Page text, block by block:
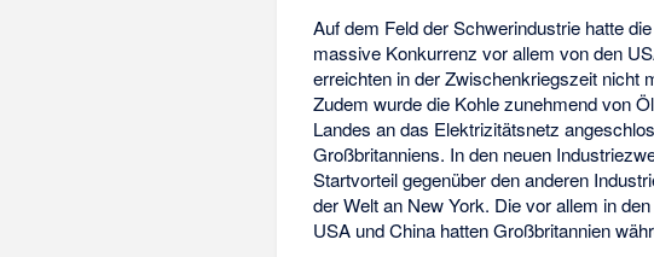
Auf dem Feld der Schwerindustrie hatte
massive Konkurrenz vor allem von den
erreichten in der Zwischenkriegszeit nicht
Zudem wurde die Kohle zunehmend von
Landes an das Elektrizitätsnetz
Großbritanniens. In den neuen
Startvorteil gegenüber den anderen
der Welt an New York. Die vor allem in
USA und China hatten Großbritannien